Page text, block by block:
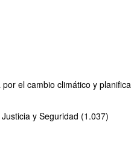
el cambio climático y
y Seguridad (1.037)